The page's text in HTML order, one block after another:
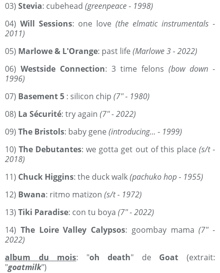
03) Stevia: cubehead (greenpeace - 1998)
04) Will Sessions: one love (the elmatic instrumentals -
2011)
05) Marlowe & L'Orange: past life (Marlowe 3 - 2022)
06) Westside Connection: 3 time felons (bow down -
1996)
07) Basement 5 : silicon chip (7'' - 1980)
08) La Sécurité: try again (7'' - 2022)
09) The Bristols: baby gene (introducing... - 1999)
10)The Debutantes: we gotta get out of this place (s/t -
2018)
11) Chuck Higgins: the duck walk(pachuko hop - 1955)
12) Bwana: ritmo matizon (s/t - 1972)
13) Tiki Paradise: con tu boya (7'' - 2022)
14) The Loire Valley Calypsos: goombay mama (7'' -
2022)
album du mois: "oh death" de Goat (extrait:
"goatmilk")